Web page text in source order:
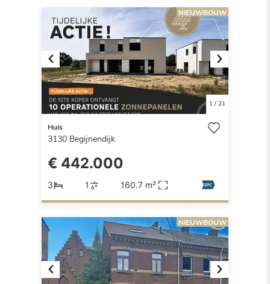
Previous Next
1/ 21
NIEUWBOUW
Huis
3130 Begijnendijk
€ 442.000
3 1 160.7 m²
Previous Next
NIEUWBOUW